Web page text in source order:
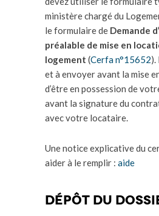
ministère chargé du
le formulaire de Demande
préalable de mise en
logement (Cerfa n°15652).
et à envoyer avant la mise
d’être en possession de
avant la signature du
avec votre locataire.
Une notice explicative du
aider à le remplir : aide
Dépôt du